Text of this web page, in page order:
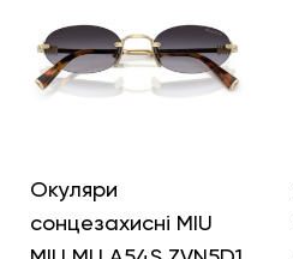
Окуляри
сонцезахисні MIU